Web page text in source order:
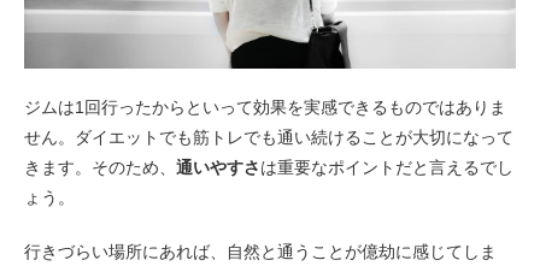
ジムは1回行ったからといって効果を実感できるものではありま
せん。ダイエットでも筋トレでも通い続けることが大切になって
きます。そのため、 通いやすさは重要なポイントだと言えるでし
ょう。
行きづらい場所にあれば、自然と通うことが億劫に感じてしま